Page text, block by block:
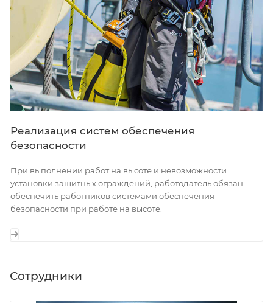
Реализация систем обеспечения
безопасности
При выполнении работ на высоте и невозможности
установки защитных ограждений, работодатель обязан
обеспечить работников системами обеспечения
безопасности при работе на высоте.
Сотрудники